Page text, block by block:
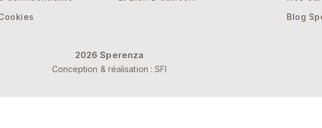
Blog
2026 Sperenza
Conception & réalisation : SFI
en garantissant la conformité avec les réglementations.